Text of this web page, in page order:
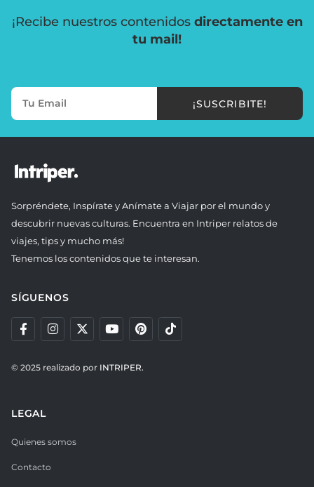
¡Recibe nuestros contenidos directamente en
tu mail!
¡SUSCRIBITE!
Sorpréndete, Inspírate y Anímate a Viajar por el mundo y
descubrir nuevas culturas. Encuentra en Intriper relatos de
viajes, tips y mucho más!
Tenemos los contenidos que te interesan.
SÍGUENOS
© 2025 realizado por INTRIPER.
LEGAL
Quienes somos
Contacto